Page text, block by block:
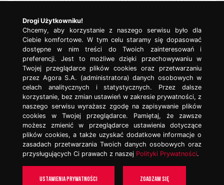
Miejsce pracy GRI 401-405
Prawa człowieka GRI 406, GRI 412
Klienci i produkty GRI 416-419
Raportowanie GRI 101-102
POWRÓT NA GÓRĘ
Drogi Użytkowniku!
Chcemy, aby korzystanie z naszego serwisu było dla
Ciebie komfortowe. W tym celu staramy się dopasować
dostępne w nim treści do Twoich zainteresowań i
preferencji. Jest to możliwe dzięki przechowywaniu w
Twojej przeglądarce plików cookies oraz przetwarzaniu
przez Agora S.A. (administratora) danych osobowych w
celach analitycznych i statystycznych. Przez dalsze
korzystanie, bez zmian ustawień w zakresie prywatności, z
naszego serwisu wyrażasz zgodę na zapisywanie plików
cookies w Twojej przeglądarce. Pamiętaj, że zawsze
możesz zmienić w przeglądarce ustawienia dotyczące
plików cookies, a także uzyskać dodatkowe informacje o
zasadach przetwarzania Twoich danych osobowych oraz
przysługujących Ci prawach z naszej Polityki Prywatności.
Ustawienia prywatności Zgadzam się